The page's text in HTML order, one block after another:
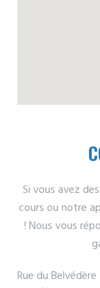
Si vous avez
cours ou notre
! Nous vous
Rue du Belvédère